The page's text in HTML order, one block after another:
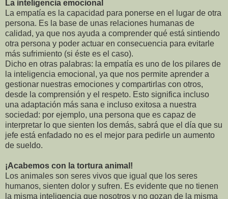
La inteligencia emocional
La empatía es la capacidad para ponerse en el lugar de otra
persona. Es la base de unas relaciones humanas de
calidad, ya que nos ayuda a comprender qué está sintiendo
otra persona y poder actuar en consecuencia para evitarle
más sufrimiento (si éste es el caso).
Dicho en otras palabras: la empatía es uno de los pilares de
la inteligencia emocional, ya que nos permite aprender a
gestionar nuestras emociones y compartirlas con otros,
desde la comprensión y el respeto. Esto significa incluso
una adaptación más sana e incluso exitosa a nuestra
sociedad: por ejemplo, una persona que es capaz de
interpretar lo que sienten los demás, sabrá que el día que su
jefe está enfadado no es el mejor para pedirle un aumento
de sueldo.
¡Acabemos con la tortura animal!
Los animales son seres vivos que igual que los seres
humanos, sienten dolor y sufren. Es evidente que no tienen
la misma inteligencia que nosotros y no gozan de la misma